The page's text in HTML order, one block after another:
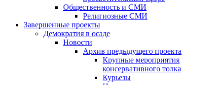
Общественность и СМИ
Религиозные СМИ
Завершенные проекты
Демократия в осаде
Новости
Архив предыдущего проекта
Крупные мероприятия
консервативного толка
Курьезы